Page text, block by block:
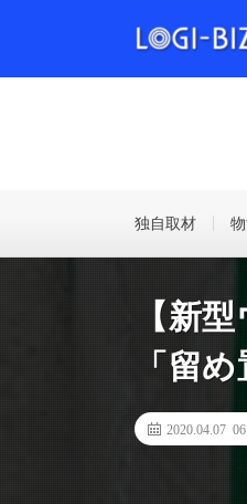
独自取材
【新
「留
2020.04.07